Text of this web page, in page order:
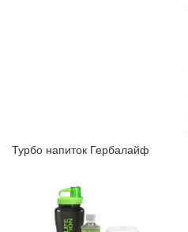
Турбо напиток Гербалайф